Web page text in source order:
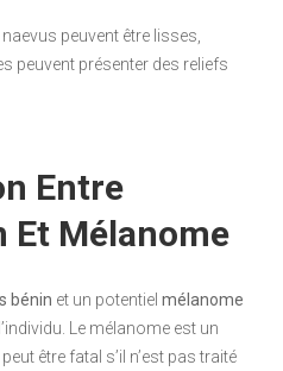
peuvent être lisses,
peuvent présenter des reliefs
Entre
Et Mélanome
bénin et un potentiel mélanome
Le mélanome est un
être fatal s’il n’est pas traité